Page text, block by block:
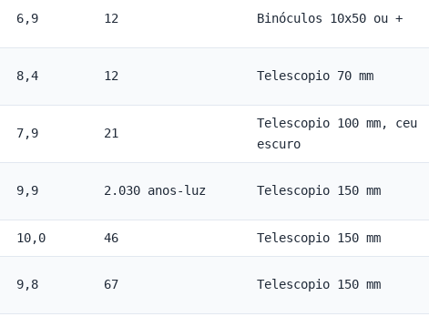
6,9 12 Binóculos 10x50 ou +
8,4 12 Telescopio 70 mm
7,9 21
Telescopio 100 mm, ceu
escuro
9,9 2.030 anos-luz Telescopio 150 mm
10,0 46 Telescopio 150 mm
9,8 67 Telescopio 150 mm